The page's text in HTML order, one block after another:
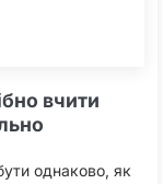
вчити
однаково, як